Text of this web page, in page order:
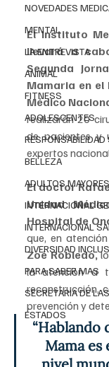
NOVEDADES
MENTAL
LA ENTREVISTA
ANIMAL
FITNESS
ADOLESCENTES
RESPONSABILIDAD
BELLEZA
ADULTOS MAYORES
INTERNACIONAL
INTERNACIONAL
DIVERSIDAD
PARA SABER MAS
SECRETARIA DE
ESTADOS
El Instituto
llevará a
Segunda
Mamaria en el
Médico
realizarán 20
de pacientes y
expertos
El doctor
Unidad
Hospital de
que, en
Zoé Robledo,
la atención a
reconstrucción,
prevención y
“Hablando
Mama